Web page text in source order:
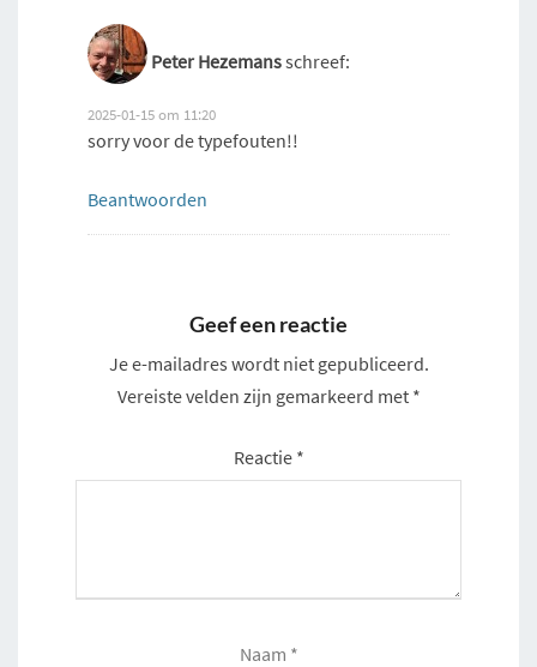
Peter Hezemansschreef:
2025-01-15 om 11:20
sorry voor de typefouten!!
Beantwoorden
Geef een reactie
Je e-mailadres wordt niet gepubliceerd.
Vereiste velden zijn gemarkeerd met *
Reactie *
Naam *